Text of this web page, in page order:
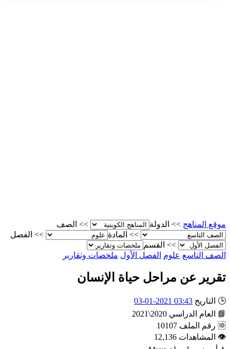
موقع المناهج >> الدولة >>
الصف
>>
المادة >>
الفصل
>>
القسم
الصف التاسع علوم الفصل الأول ملخصات وتقارير
تقرير عن مراحل حياة الإنسان
🕒 التاريخ 03:43 2021-01-03
📘
العام الدراسي 2020\2021
🆔 رقم الملف 10107
👁
المشاهدات 12,136